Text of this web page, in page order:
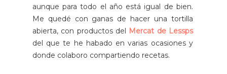
aunque para todo el año está igual de bien.
Me quedé con ganas de hacer una tortilla
abierta, con productos del Mercat de Lessps
del que te he habado en varias ocasiones y
donde colaboro compartiendo recetas.